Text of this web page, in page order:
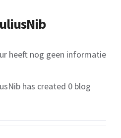
heeft nog geen informatie
has created 0 blog